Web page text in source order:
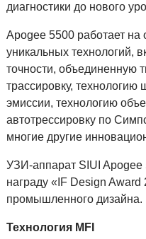
диагностики до нового
Apogee 5500 работает
уникальных технологий,
точности, объединенную
трассировку,
эмиссии, технологию
автотрессировку по
многие другие
УЗИ-аппарат SIUI
награду «IF Design Award
промышленного дизайна.
Технология MFI